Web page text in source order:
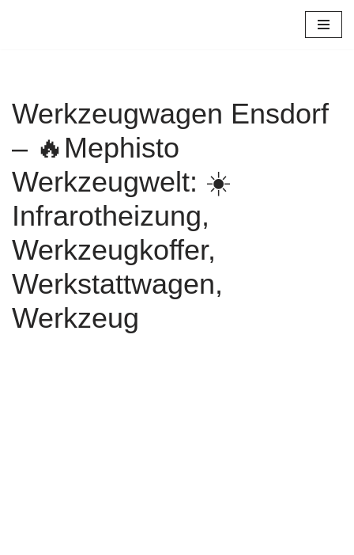
Werkzeugwagen Ensdorf
– 🔥Mephisto
Werkzeugwelt: ☀️
Infrarotheizung,
Werkzeugkoffer,
Werkstattwagen,
Werkzeug